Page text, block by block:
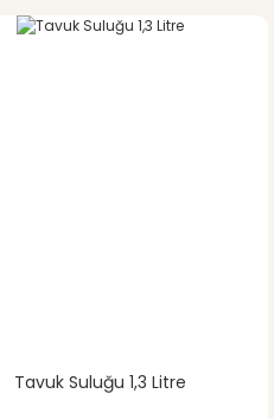
Tavuk Suluğu 1,3 Litre